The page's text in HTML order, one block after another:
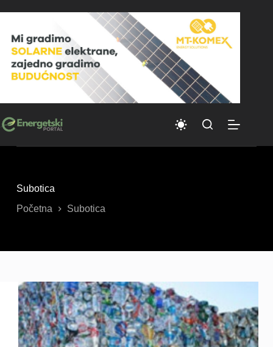
to
Subotica
Početna
Subotica